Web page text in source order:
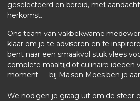
geselecteerd en bereid, met
herkomst.
Ons team van vakbekwame
klaar om je te adviseren en te
bent naar een smaakvol stuk vlees
complete maaltijd of culinaire ideeën
moment — bij Maison Moes ben je
We nodigen je graag uit om de sfeer